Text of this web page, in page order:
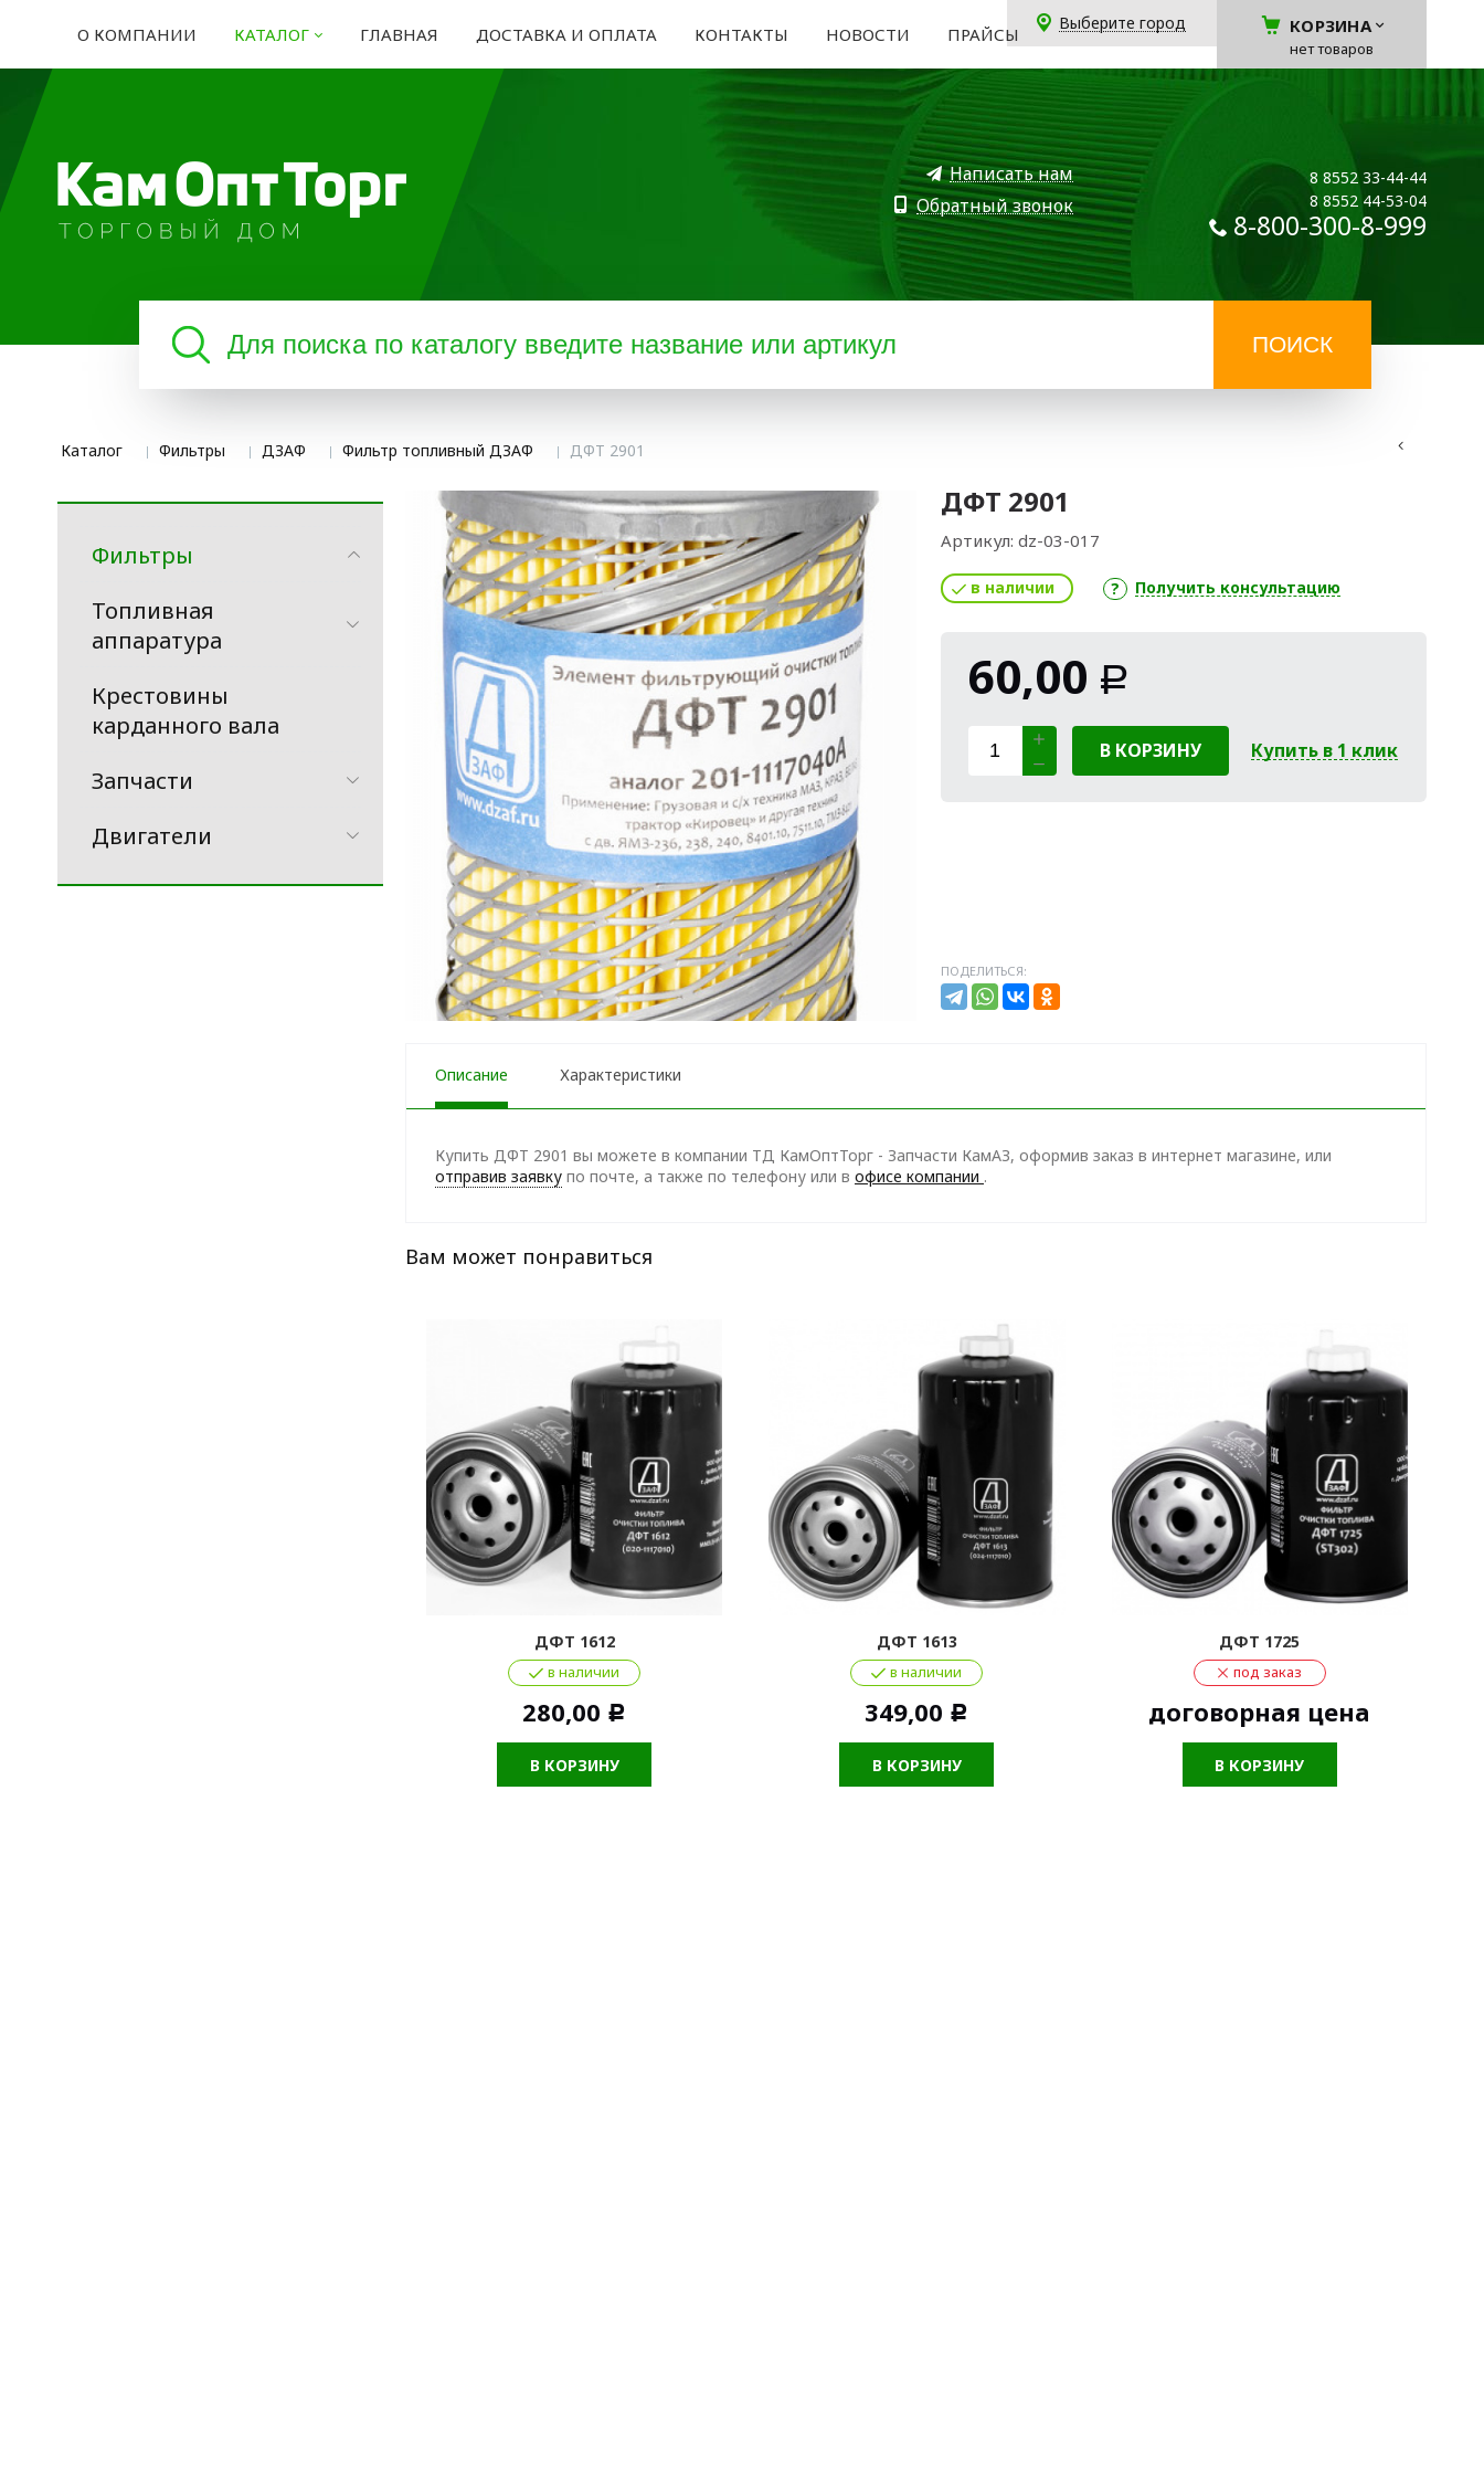
О КОМПАНИИ КАТАЛОГ ГЛАВНАЯ ДОСТАВКА И ОПЛАТА КОНТАКТЫ НОВОСТИ ПРАЙСЫ
Выберите город КОРЗИНА
нет товаров
Написать нам
Обратный звонок
8 8552 33-44-44
8 8552 44-53-04
8-800-300-8-999
Каталог Фильтры ДЗАФ Фильтр топливный ДЗАФ ДФТ 2901
Фильтры
Топливная
аппаратура
Крестовины
карданного вала
Запчасти
Двигатели
ДФТ 2901
Артикул: dz-03-017
в наличии Получить консультацию
60,00 Р
В КОРЗИНУ Купить в 1 клик
ПОДЕЛИТЬСЯ:
Описание Характеристики
Купить ДФТ 2901 вы можете в компании ТД КамОптТорг - Запчасти КамАЗ, оформив заказ в интернет магазине, или
отправив заявку по почте, а также по телефону или в офисе компании .
Вам может понравиться
ДФТ 1612
в наличии
280,00 Р
В КОРЗИНУ
ДФТ 1613
в наличии
349,00 Р
В КОРЗИНУ
ДФТ 1725
под заказ
договорная цена
В КОРЗИНУ